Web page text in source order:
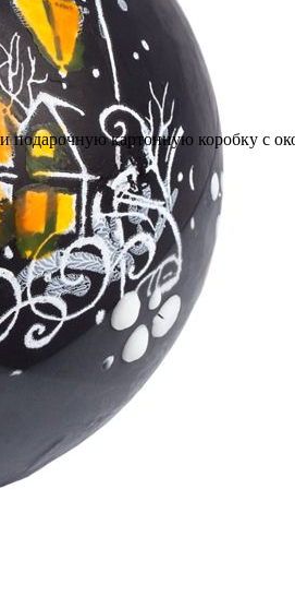
подарочную картонную коробку с